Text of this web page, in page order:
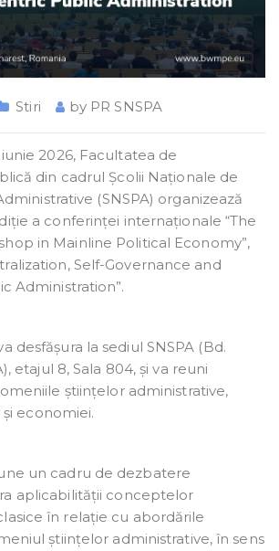
Stiri by PR SNSPA
2026, Facultatea de
din cadrul Școlii Naționale de
(SNSPA) organizează
a conferinței internaționale “The
in Mainline Political Economy”,
Self-Governance and
Administration”.
desfășura la sediul SNSPA (Bd.
etajul 8, Sala 804, și va reuni
științelor administrative,
economiei.
un cadru de dezbatere
aplicabilității conceptelor
în relație cu abordările
științelor administrative, în sens